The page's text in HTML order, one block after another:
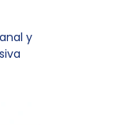
y